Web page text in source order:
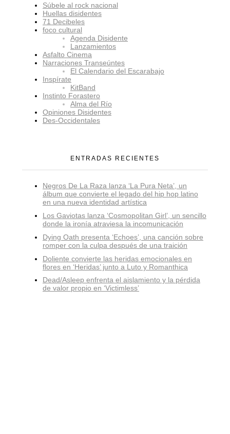
Súbele al rock nacional
Huellas disidentes
71 Decibeles
foco cultural
Agenda Disidente
Lanzamientos
Asfalto Cinema
Narraciones Transeúntes
El Calendario del Escarabajo
Inspírate
KitBand
Instinto Forastero
Alma del Río
Opiniones Disidentes
Des-Occidentales
ENTRADAS RECIENTES
Negros De La Raza lanza ‘La Pura Neta’, un
álbum que convierte el legado del hip hop latino
en una nueva identidad artística
Los Gaviotas lanza ‘Cosmopolitan Girl’, un sencillo
donde la ironía atraviesa la incomunicación
Dying Oath presenta ‘Echoes’, una canción sobre
romper con la culpa después de una traición
Doliente convierte las heridas emocionales en
flores en ‘Heridas’ junto a Luto y Romanthica
Dead/Asleep enfrenta el aislamiento y la pérdida
de valor propio en ‘Victimless’